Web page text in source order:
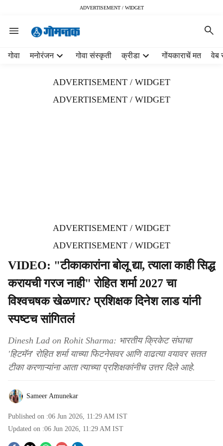
ADVERTISEMENT / WIDGET
गोवा मनोरंजन गोवा संस्कृती क्रीडा गोंयकाराचें मत वेब
ADVERTISEMENT / WIDGET
ADVERTISEMENT / WIDGET
ADVERTISEMENT / WIDGET
ADVERTISEMENT / WIDGET
VIDEO: "टीकाकारांना बोलू द्या, त्याला काही सिद्ध
करायची गरज नाही" रोहित शर्मा 2027 चा
विश्वचषक खेळणार? प्रशिक्षक दिनेश लाड यांनी
स्पष्टच सांगितलं
Dinesh Lad on Rohit Sharma: भारतीय क्रिकेट संघाचा
'हिटमॅन' रोहित शर्मा याच्या फिटनेसवर आणि वाढत्या वयावर सतत
टीका करणाऱ्यांना आता त्याच्या प्रशिक्षकांनीच उत्तर दिले आहे.
Sameer Amunekar
Published on :06 Jun 2026, 11:29 AM IST
Updated on :06 Jun 2026, 11:29 AM IST